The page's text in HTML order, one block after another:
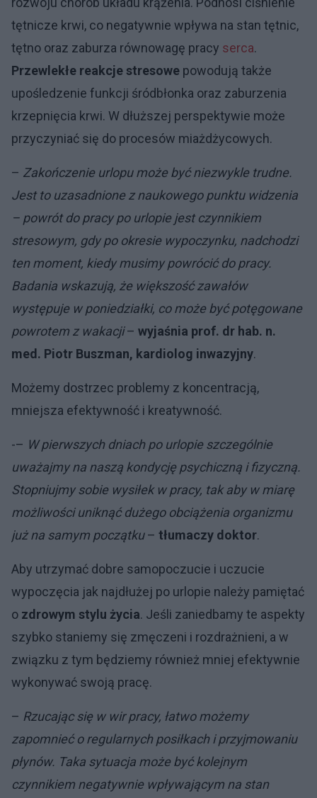
tętnicze krwi, co negatywnie wpływa na stan tętnic,
tętno oraz zaburza równowagę pracy serca.
Przewlekłe reakcje stresowe powodują także
upośledzenie funkcji śródbłonka oraz zaburzenia
krzepnięcia krwi. W dłuższej perspektywie może
przyczyniać się do procesów miażdżycowych.
– Zakończenie urlopu może być niezwykle trudne.
Jest to uzasadnione z naukowego punktu widzenia
– powrót do pracy po urlopie jest czynnikiem
stresowym, gdy po okresie wypoczynku, nadchodzi
ten moment, kiedy musimy powrócić do pracy.
Badania wskazują, że większość zawałów
występuje w poniedziałki, co może być potęgowane
powrotem z wakacji– wyjaśnia prof. dr hab. n.
med. Piotr Buszman, kardiolog inwazyjny.
Możemy dostrzec problemy z koncentracją,
mniejsza efektywność i kreatywność.
-– W pierwszych dniach po urlopie szczególnie
uważajmy na naszą kondycję psychiczną i fizyczną.
Stopniujmy sobie wysiłek w pracy, tak aby w miarę
możliwości uniknąć dużego obciążenia organizmu
już na samym początku– tłumaczy doktor.
Aby utrzymać dobre samopoczucie i uczucie
wypoczęcia jak najdłużej po urlopie należy pamiętać
o zdrowym stylu życia. Jeśli zaniedbamy te aspekty
szybko staniemy się zmęczeni i rozdrażnieni, a w
związku z tym będziemy również mniej efektywnie
wykonywać swoją pracę.
– Rzucając się w wir pracy, łatwo możemy
zapomnieć o regularnych posiłkach i przyjmowaniu
płynów. Taka sytuacja może być kolejnym
czynnikiem negatywnie wpływającym na stan